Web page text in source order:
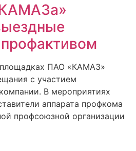
ПАО «КАМАЗ»
с участием
В мероприятиях
аппарата профкома
профсоюзной организации